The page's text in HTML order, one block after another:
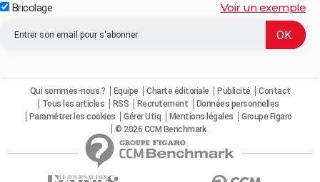
Bricolage Voir un exemple
Qui sommes-nous ? Equipe Charte éditoriale Publicité
Contact
Tous les articles
RSS Recrutement
Données personnelles
Paramétrer les cookies
Gérer Utiq Mentions légales
Groupe Figaro
© 2026 CCM Benchmark